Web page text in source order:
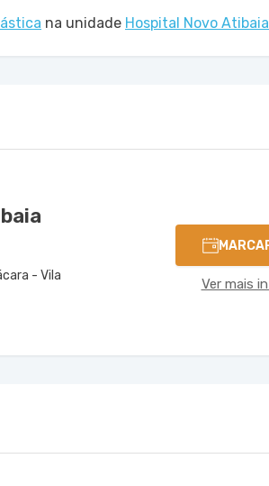
na unidade Hospital Novo Atibaia
- Vila
Ver mais